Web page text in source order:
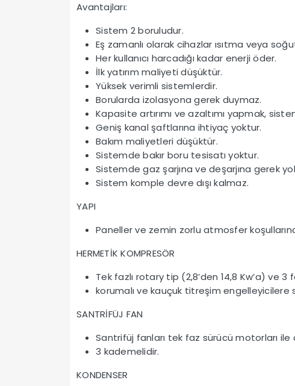
Avantajları:
Sistem 2 boruludur.
Eş zamanlı olarak cihazlar ısıtma veya
Her kullanıcı harcadığı kadar enerji öder.
İlk yatırım maliyeti düşüktür.
Yüksek verimli sistemlerdir.
Borularda izolasyona gerek duymaz.
Kapasite artırımı ve azaltımı yapmak,
Geniş kanal şaftlarına ihtiyaç yoktur.
Bakım maliyetleri düşüktür.
Sistemde bakır boru tesisatı yoktur.
Sistemde gaz şarjına ve deşarjına gerek
Sistem komple devre dışı kalmaz.
YAPI
Paneller ve zemin zorlu atmosfer
HERMETİK KOMPRESÖR
Tek fazlı rotary tip (2,8’den 14,8 Kw’a) ve 3
korumalı ve kauçuk titreşim engelleyicilere
SANTRİFÜJ FAN
Santrifüj fanları tek faz sürücü motorları ile
3 kademelidir.
KONDENSER